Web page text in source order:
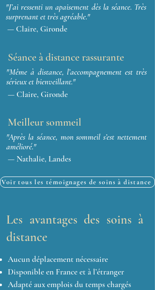
"J’ai ressenti un apaisement dès la séance. Très
surprenant et très agréable."
— Claire, Gironde
Séance à distance rassurante
"Même à distance, l’accompagnement est très
sérieux et bienveillant."
— Claire, Gironde
Meilleur sommeil
"Après la séance, mon sommeil s’est nettement
amélioré."
— Nathalie, Landes
Voir tous les témoignages de soins à distance
Les avantages des soins à
distance
Aucun déplacement nécessaire
Disponible en France et à l’étranger
Adapté aux emplois du temps chargés